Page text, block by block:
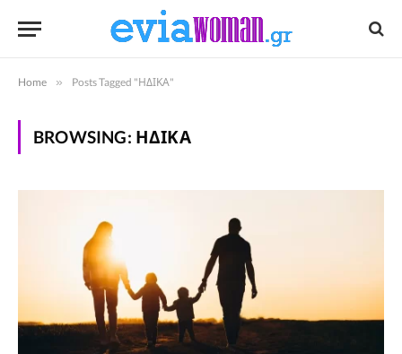
Home » Posts Tagged "ΗΔΙΚΑ"
BROWSING: ΗΔΙΚΑ